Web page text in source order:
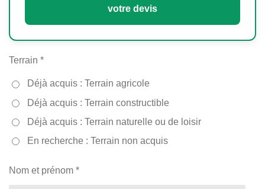
votre devis
Terrain *
Déjà acquis : Terrain agricole
Déjà acquis : Terrain constructible
Déjà acquis : Terrain naturelle ou de loisir
En recherche : Terrain non acquis
Nom et prénom *